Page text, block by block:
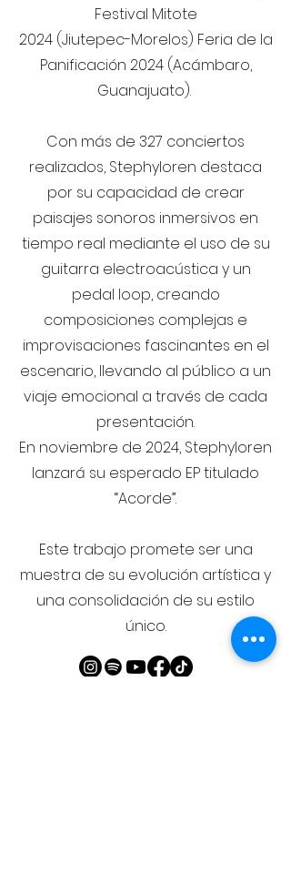
Festival Mitote
2024 (Jiutepec-Morelos) Feria de la
Panificación 2024 (Acámbaro,
Guanajuato).
Con más de 327 conciertos
realizados, Stephyloren destaca
por su capacidad de crear
paisajes sonoros inmersivos en
tiempo real mediante el uso de su
guitarra electroacústica y un
pedal loop, creando
composiciones complejas e
improvisaciones fascinantes en el
escenario, llevando al público a un
viaje emocional a través de cada
presentación.
En noviembre de 2024, Stephyloren
lanzará su esperado EP titulado
“Acorde”.
Este trabajo promete ser una
muestra de su evolución artística y
una consolidación de su estilo
único.